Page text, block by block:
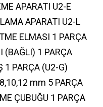
APARATI U2-E
APARATI U2-L
ELMASI 1 PARÇA
(BAĞLI) 1 PARÇA
1 PARÇA (U2-G)
mm 5 PARÇA
ÇUBUĞU 1 PARÇA